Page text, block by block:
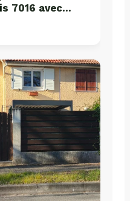
7016 avec
béton